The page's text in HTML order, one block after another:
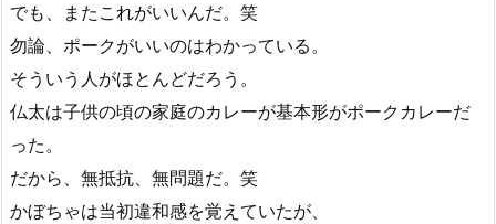
でも、またこれがいいんだ。笑
勿論、ポークがいいのはわかっている。
そういう人がほとんどだろう。
仏太は子供の頃の家庭のカレーが基本形がポークカレーだ
った。
だから、無抵抗、無問題だ。笑
かぼちゃは当初違和感を覚えていたが、